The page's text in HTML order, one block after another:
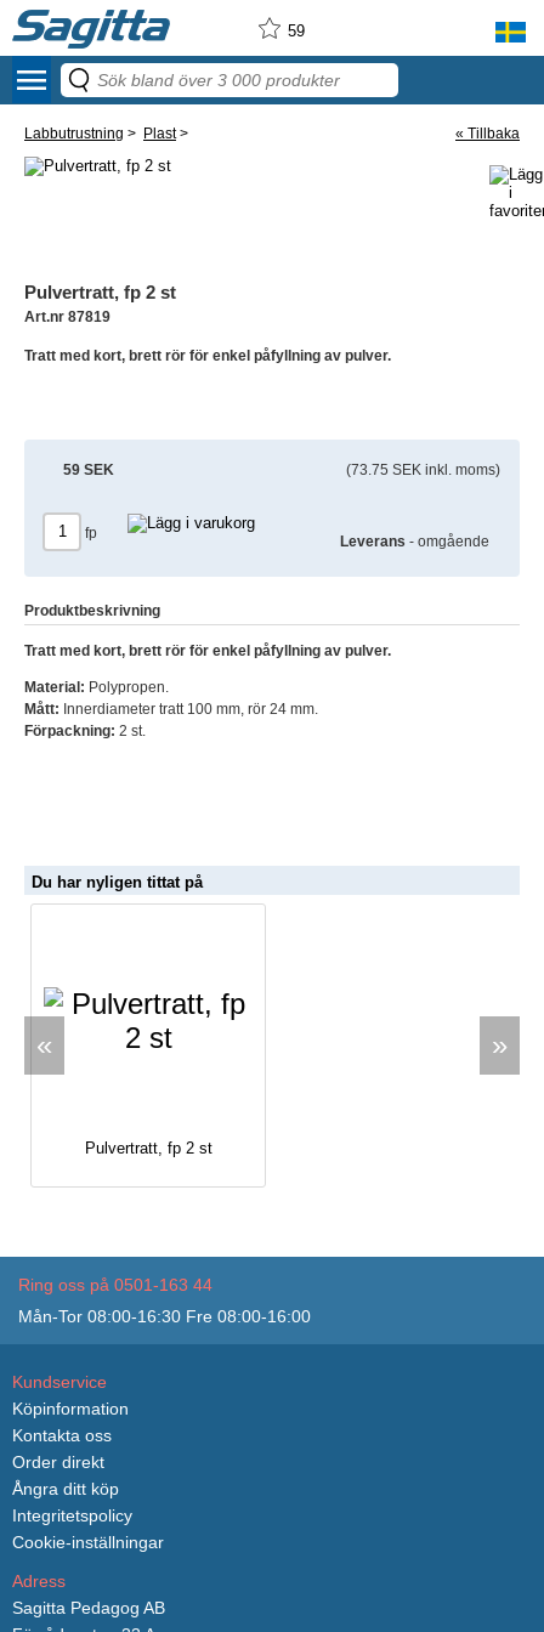
59
menu
Labbutrustning > Plast> « Tillbaka
Pulvertratt, fp 2 st
Art.nr 87819
Tratt med kort, brett rör för enkel påfyllning av pulver.
59 SEK (73.75 SEK inkl. moms)
fp
Leverans - omgående
Produktbeskrivning
Tratt med kort, brett rör för enkel påfyllning av pulver.
Material: Polypropen.
Mått: Innerdiameter tratt 100 mm, rör 24 mm.
Förpackning: 2 st.
Du har nyligen tittat på
«
Pulvertratt, fp 2 st
»
Ring oss på 0501-163 44
Mån-Tor 08:00-16:30 Fre 08:00-16:00
Kundservice
Köpinformation
Kontakta oss
Order direkt
Ångra ditt köp
Integritetspolicy
Cookie-inställningar
Adress
Sagitta Pedagog AB